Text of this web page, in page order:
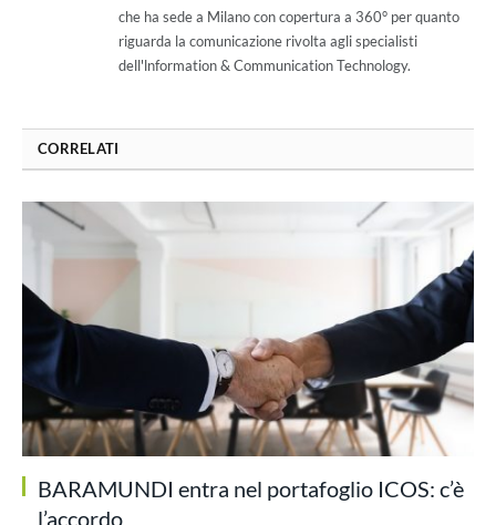
che ha sede a Milano con copertura a 360° per quanto
riguarda la comunicazione rivolta agli specialisti
dell'lnformation & Communication Technology.
CORRELATI
BARAMUNDI entra nel portafoglio ICOS: c’è
l’accordo